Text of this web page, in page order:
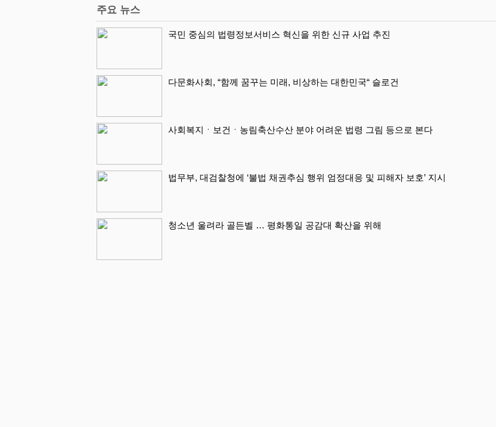
주요 뉴스
국민 중심의 법령정보서비스 혁신을 위한 신규 사업 추진
다문화사회, “함께 꿈꾸는 미래, 비상하는 대한민국“ 슬로건
사회복지ㆍ보건ㆍ농림축산수산 분야 어려운 법령 그림 등으로 본다
법무부, 대검찰청에 ‘불법 채권추심 행위 엄정대응 및 피해자 보호’ 지시
청소년 울려라 골든벨 … 평화통일 공감대 확산을 위해